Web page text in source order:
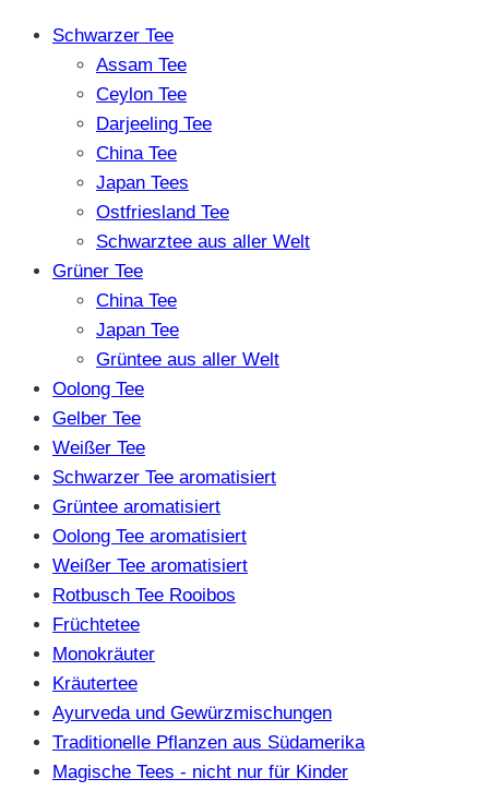
Schwarzer Tee
Assam Tee
Ceylon Tee
Darjeeling Tee
China Tee
Japan Tees
Ostfriesland Tee
Schwarztee aus aller Welt
Grüner Tee
China Tee
Japan Tee
Grüntee aus aller Welt
Oolong Tee
Gelber Tee
Weißer Tee
Schwarzer Tee aromatisiert
Grüntee aromatisiert
Oolong Tee aromatisiert
Weißer Tee aromatisiert
Rotbusch Tee Rooibos
Früchtetee
Monokräuter
Kräutertee
Ayurveda und Gewürzmischungen
Traditionelle Pflanzen aus Südamerika
Magische Tees - nicht nur für Kinder